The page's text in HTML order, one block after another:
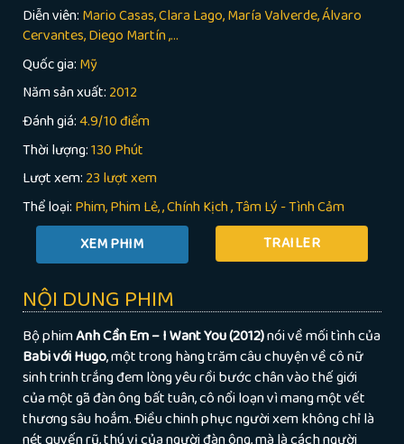
Diễn viên: Mario Casas, Clara Lago, María Valverde, Álvaro
Cervantes, Diego Martín ,...
Quốc gia: Mỹ
Năm sản xuất: 2012
Đánh giá:4.9/10 điểm
Thời lượng:130 Phút
Lượt xem: 23 lượt xem
Thể loại: Phim Phim Lẻ ,Chính Kịch,Tâm Lý - Tình Cảm
TRAILER
NỘI DUNG PHIM
Bộ phimAnh Cần Em – I Want You (2012)nói về mối tình của
Babi với Hugo, một trong hàng trăm câu chuyện về cô nữ
sinh trinh trắng đem lòng yêu rồi bước chân vào thế giới
của một gã đàn ông bất tuân, cô nổi loạn vì mang một vết
thương sâu hoắm. Điều chinh phục người xem không chỉ là